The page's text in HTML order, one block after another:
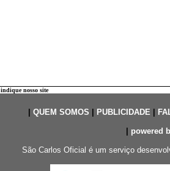
indique nosso site
QUEM SOMOS PUBLICIDADE|
powered
São Carlos Oficial é um serviço